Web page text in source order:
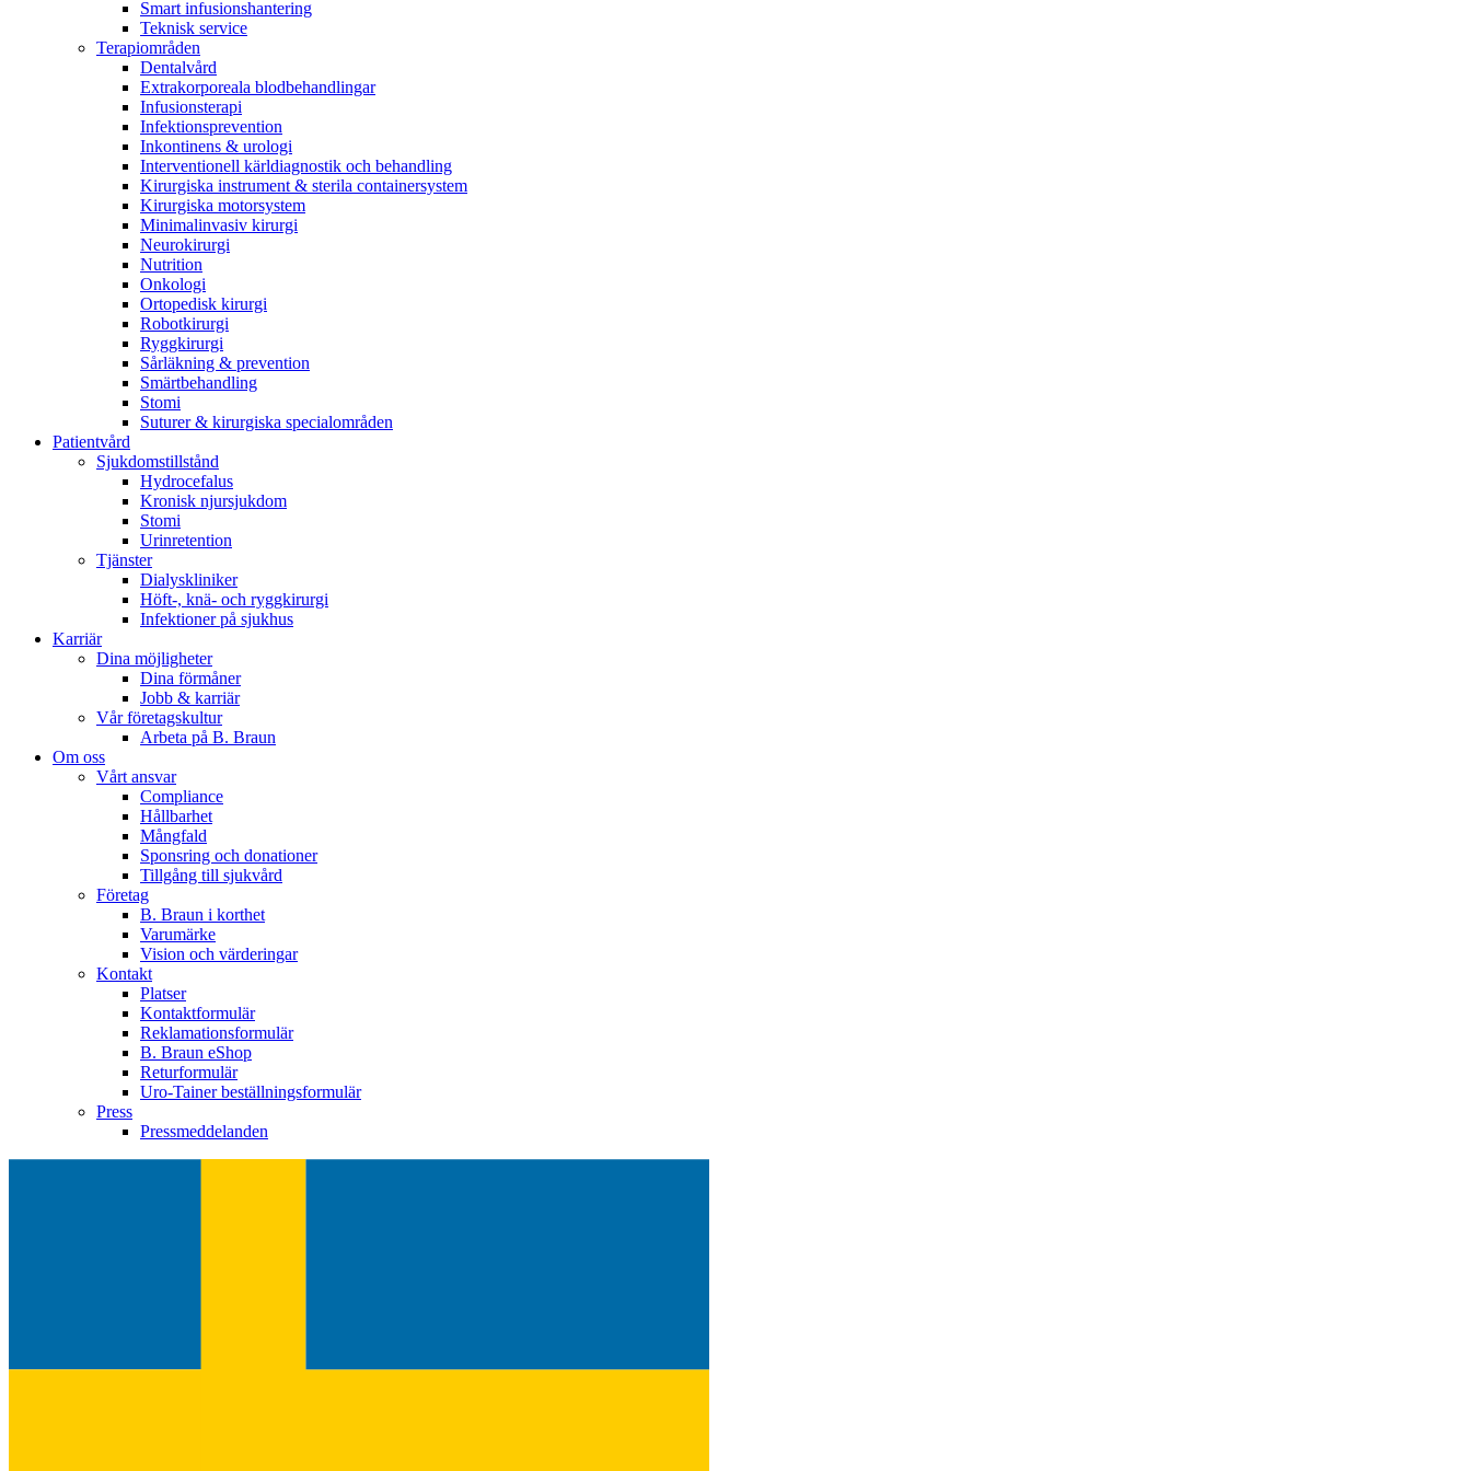
Smart infusionshantering
Teknisk service
Terapiområden
Dentalvård
Extrakorporeala blodbehandlingar
Infusionsterapi
Infektionsprevention
Inkontinens & urologi
Interventionell kärldiagnostik och behandling
Kirurgiska instrument & sterila containersystem
Kirurgiska motorsystem
Minimalinvasiv kirurgi
Neurokirurgi
Nutrition
Onkologi
Ortopedisk kirurgi
Robotkirurgi
Ryggkirurgi
Sårläkning & prevention
Smärtbehandling
Stomi
Suturer & kirurgiska specialområden
Patientvård
Sjukdomstillstånd
Hydrocefalus
Kronisk njursjukdom
Stomi
Urinretention
Tjänster
Dialyskliniker
Höft-, knä- och ryggkirurgi
Infektioner på sjukhus
Karriär
Dina möjligheter
Dina förmåner
Jobb & karriär
Vår företagskultur
Arbeta på B. Braun
Om oss
Vårt ansvar
Compliance
Hållbarhet
Mångfald
Sponsring och donationer
Tillgång till sjukvård
Företag
B. Braun i korthet
Varumärke
Vision och värderingar
Kontakt
Platser
Kontaktformulär
Reklamationsformulär
B. Braun eShop
Returformulär
Uro-Tainer beställningsformulär
Press
Pressmeddelanden